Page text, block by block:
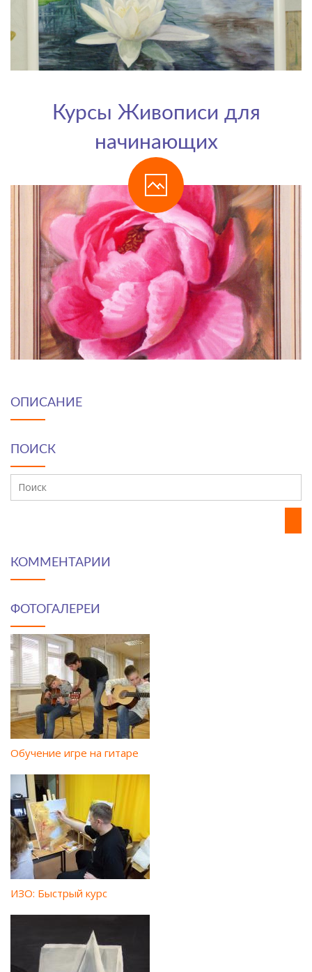
Курсы Живописи для
начинающих
ОПИСАНИЕ
ПОИСК
КОММЕНТАРИИ
ФОТОГАЛЕРЕИ
Обучение игре на гитаре
ИЗО: Быстрый курс